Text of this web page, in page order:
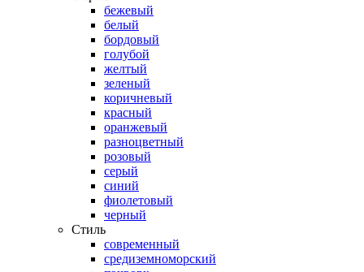
бежевый
белый
бордовый
голубой
желтый
зеленый
коричневый
красный
оранжевый
разноцветный
розовый
серый
синий
фиолетовый
черный
Стиль
современный
средиземноморский